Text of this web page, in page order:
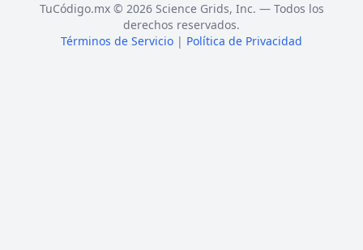
TuCódigo.mx © 2026 Science Grids, Inc. — Todos los
derechos reservados.
Términos de Servicio | Política de Privacidad